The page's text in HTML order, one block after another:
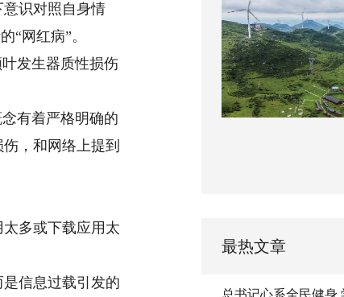
识对照自身情
“网红病”。
发生器质性损伤
有着严格明确的
，和网络上提到
多或下载应用太
信息过载引发的
最热文章
总书记心系全民健身